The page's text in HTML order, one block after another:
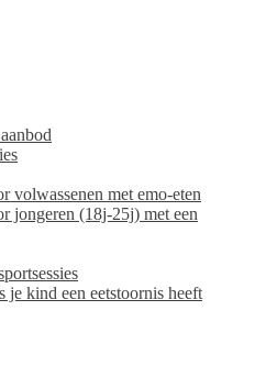
volwassenen met emo-eten
jongeren (18j-25j) met een
je kind een eetstoornis heeft